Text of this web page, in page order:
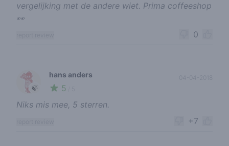
vergelijking met de andere wiet. Prima coffeeshop
👀
0
🍃
hans anders
5
Niks mis mee, 5 sterren.
+7